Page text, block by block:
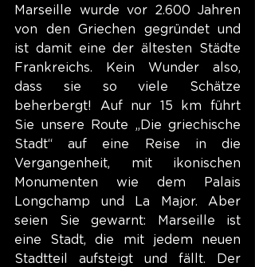
Marseille wurde vor 2.600 Jahren
von den Griechen gegründet und
ist damit eine der ältesten Städte
Frankreichs. Kein Wunder also,
dass sie so viele Schätze
beherbergt! Auf nur 15 km führt
Sie unsere Route „Die griechische
Stadt“ auf eine Reise in die
Vergangenheit, mit ikonischen
Monumenten wie dem Palais
Longchamp und La Major. Aber
seien Sie gewarnt: Marseille ist
eine Stadt, die mit jedem neuen
Stadtteil aufsteigt und fällt. Der